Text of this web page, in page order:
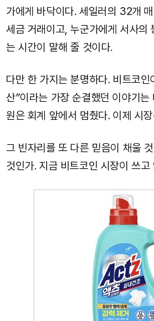
가에게 바닥이다. 세일러의 32개
세금 거래이고, 누군가에게 서사의
는 시간이 말해 줄 것이다.
다만 한 가지는 분명하다. 비트코
산”이라는 가장 순결했던 이야기
원은 회계 앞에서 멈췄다. 이제 시
그 빈자리를 또 다른 믿음이 채울
것인가. 지금 비트코인 시장이 쓰